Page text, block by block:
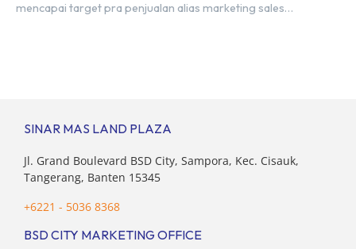
mencapai target pra penjualan alias marketing sales
SINAR MAS LAND PLAZA
Jl. Grand Boulevard BSD City, Sampora, Kec. Cisauk,
Tangerang, Banten 15345
+6221 - 5036 8368
BSD CITY MARKETING OFFICE